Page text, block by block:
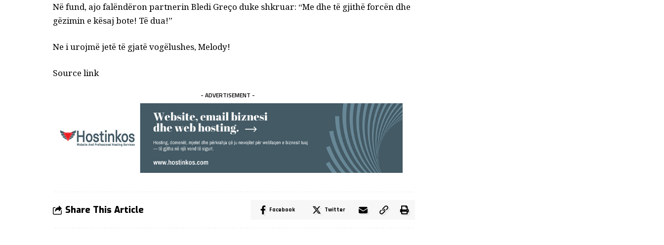
Në fund, ajo falëndëron partnerin Bledi Greço duke shkruar: “Me dhe të gjithë forcën dhe
gëzimin e kësaj bote! Të dua!”
Ne i urojmë jetë të gjatë vogëlushes, Melody!
Source link
- ADVERTISEMENT -
Share This Article Facebook Twitter